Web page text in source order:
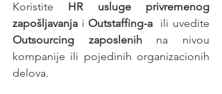
Koristite HR usluge privremenog
zapošljavanja i Outstaffing-a
Outsourcing zaposlenih na nivou
kompanije ili pojedinih organizacionih
delova.